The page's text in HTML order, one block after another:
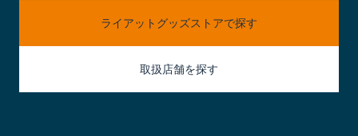
ライアットグッズストアで探す
取扱店舗を探す